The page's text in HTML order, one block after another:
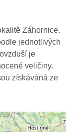
Záhornice.
jednotlivých
je
veličiny.
získáváná ze